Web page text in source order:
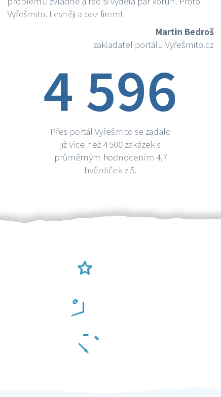
Vyřešmito. Levněji a bez firem!
Martin Bedroš
zakladatel portálu Vyřešmito.cz
4 596
Přes portál Vyřešmito se zadalo
již více než 4 500 zakázek s
průměrným hodnocením 4,7
hvězdiček z 5.